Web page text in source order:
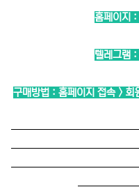
홈페이지 :
텔레그램 :
구매방법 : 홈페이지 접속 > 회